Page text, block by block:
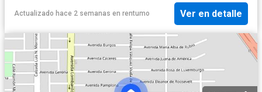
Actualizado hace 2 semanas en rentumo Ver en detalle